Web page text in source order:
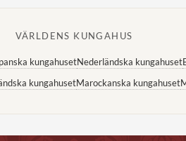
VÄRLDENS KUNGAHUS
kungahusetNederländska kungahuset
kungahusetMarockanska kungahuset